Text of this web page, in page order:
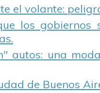
el volante:
los
autos: una
de Buenos